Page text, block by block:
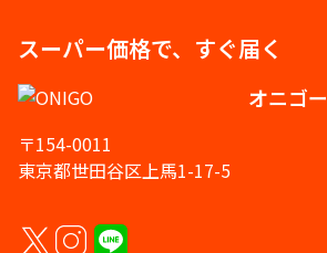
スーパー価格で、すぐ届く
オニゴー
〒154-0011
東京都世田谷区上馬1-17-5